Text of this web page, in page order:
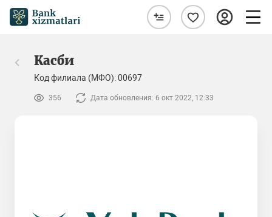
Касби
Код филиала (МФО): 00697
356 Дата обновления: 6 окт 2022, 12:33